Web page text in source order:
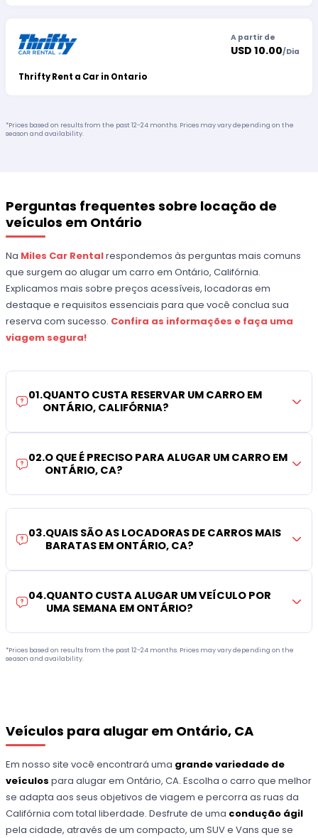
Thrifty Rent a Car in Ontario
A partir de
USD 10.00/Dia
*Prices based on results from the past 12-24 months. Prices may vary depending on the
season and availability.
Perguntas frequentes sobre locação de
veículos em Ontário
Na Miles Car Rentalrespondemos às perguntas mais comuns
que surgem ao alugar um carro em Ontário, Califórnia.
Explicamos mais sobre preços acessíveis, locadoras em
destaque e requisitos essenciais para que você conclua sua
reserva com sucesso. Confira as informações e faça uma
viagem segura!
01.QUANTO CUSTA RESERVAR UM CARRO EM
ONTÁRIO, CALIFÓRNIA?
02.O QUE É PRECISO PARA ALUGAR UM CARRO EM
ONTÁRIO, CA?
03.QUAIS SÃO AS LOCADORAS DE CARROS MAIS
BARATAS EM ONTÁRIO, CA?
04.QUANTO CUSTA ALUGAR UM VEÍCULO POR
UMA SEMANA EM ONTÁRIO?
*Prices based on results from the past 12-24 months. Prices may vary depending on the
season and availability.
Veículos para alugar em Ontário, CA
Em nosso site você encontrará uma grande variedade de
veículos para alugar em Ontário, CA. Escolha o carro que melhor
se adapta aos seus objetivos de viagem e percorra as ruas da
Califórnia com total liberdade. Desfrute de uma condução ágil
pela cidade, através de um compacto, um SUV e Vans que se